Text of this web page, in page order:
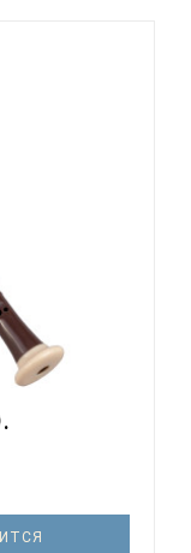
коричневый..